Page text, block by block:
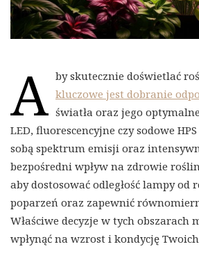
A by skutecznie doświetlać
kluczowe jest dobranie
światła oraz jego
LED, fluorescencyjne czy sodowe
sobą spektrum emisji oraz
bezpośredni wpływ na zdrowie
aby dostosować odległość lampy od
poparzeń oraz zapewnić
Właściwe decyzje w tych obszarach
wpłynąć na wzrost i kondycję